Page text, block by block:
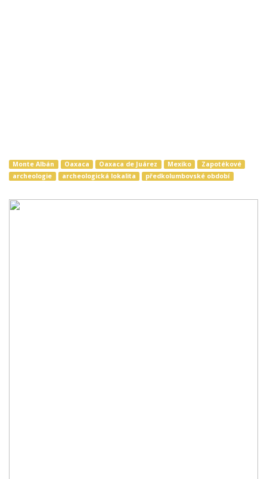
Monte Albán Oaxaca Oaxaca de Juárez Mexiko
Zapotékové
archeologie
archeologická lokalita předkolumbovské období